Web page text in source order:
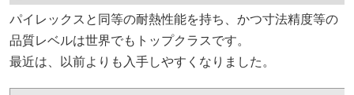
パイレックスと同等の耐熱性能を持ち、かつ寸法精度等の
品質レベルは世界でもトップクラスです。
最近は、以前よりも入手しやすくなりました。